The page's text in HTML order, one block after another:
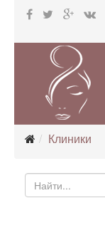
Клиники